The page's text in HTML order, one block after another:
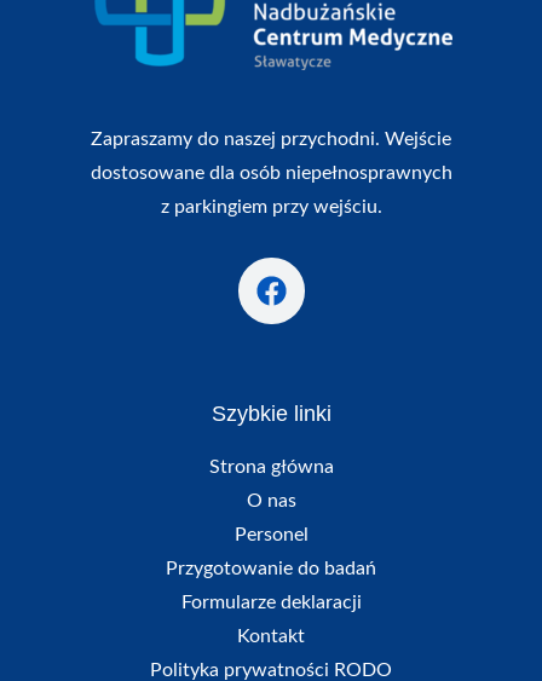
Zapraszamy do naszej przychodni. Wejście
dostosowane dla osób niepełnosprawnych
z parkingiem przy wejściu.
Szybkie linki
Strona główna
O nas
Personel
Przygotowanie do badań
Formularze deklaracji
Kontakt
Polityka prywatności RODO